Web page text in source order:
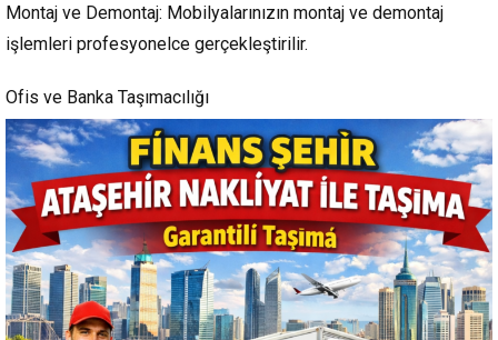
Montaj ve Demontaj: Mobilyalarınızın montaj ve demontaj
işlemleri profesyonelce gerçekleştirilir.
Ofis ve Banka Taşımacılığı